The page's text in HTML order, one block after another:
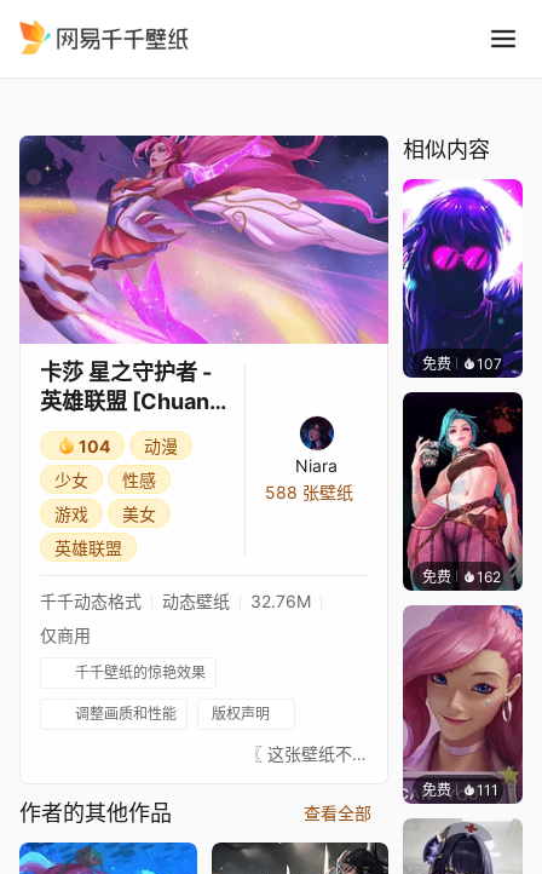
卡莎 星之守护者 -
英雄联盟 [Chuan
C]
104
动漫
少女
性感
游戏
美女
英雄联盟
Niara
588 张壁纸
千千动态格式 动态壁纸
32.76M
仅商用
千千壁纸的惊艳效果
调整画质和性能 版权声明
⠀⠀⠀⠀⠀⠀⠀⠀⠀⠀⠀⠀⠀⠀⠀⠀⠀〖 这张壁纸不是我绘制的，真正的艺术家总是在 ↓这里↓。我只是为了好玩给这些图片添加了动画。请支持这位绝对出色的艺术家。如果有艺术家不希望这张壁纸出现在这里，请联系我，我会将其移除。〗⠀⠀⠀⠀⠀⠀⠀⠀⠀⠀⠀⠀⠀⠀⠀⠀⠀⠀⠀⠀⠀- Artwork 艺术家: https://www.artstation.com/chuanchuancc- 原画: https://www.artstation.com/artwork/9NbZEQ- 音乐: https://www.youtube.com/watch?v=GzJQK93wFtk⠀⠀↓↓↓↓↓↓↓⠀⠀★ 你可以在这里查看我收藏的已批准壁纸 ★⠀⠀↓↓↓↓↓↓↓⠀⠀ ⠀⠀⠀⠀⠀⠀⠀⠀⠀⠀⠀⠀⠀⠀⠀⠀⠀
作者的其他作品 查看全部
相似内容
免费 107VortFX
免费 162
免费 111